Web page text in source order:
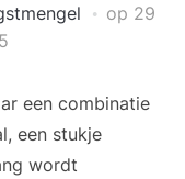
op 29
een combinatie
een stukje
wordt